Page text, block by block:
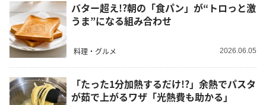
バター超え!?朝の「食パン」が“トロっと激
うま”になる組み合わせ
料理・グルメ 2026.06.05
「たった1分加熱するだけ!?」余熱でパスタ
が茹で上がるワザ「光熱費も助かる」